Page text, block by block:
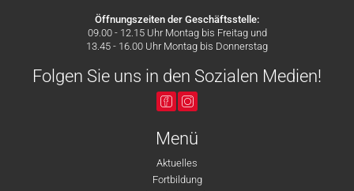
Öffnungszeiten der Geschäftsstelle:
09.00 - 12.15 Uhr Montag bis Freitag und
13.45 - 16.00 Uhr Montag bis Donnerstag
Folgen Sie uns in den Sozialen Medien!
Menü
Aktuelles
Fortbildung